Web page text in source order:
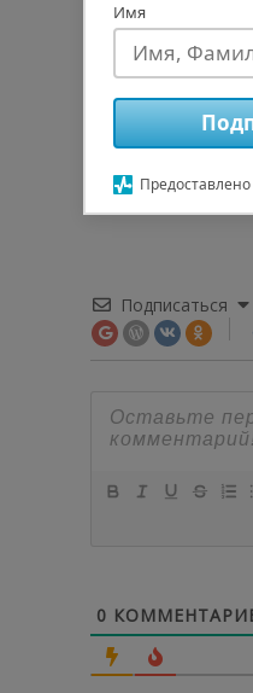
Подписаться
0
Имя
Предоставлено